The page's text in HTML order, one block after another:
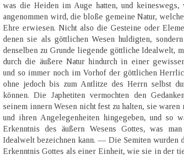
was die Heiden im Auge hatten, und keineswegs,
angenommen wird, die bloße gemeine Natur,
Ehre erwiesen. Nicht also die Gesteine oder
denen sie als göttlichen Wesen huldigten,
denselben zu Grunde liegende göttliche Idealwelt,
durch die äußere Natur hindurch in einer
und so immer noch im Vorhof der göttlichen
ohne jedoch bis zum Antlitze des Herrn selbst
können. Die Japhetiten vermochten den
seinem innern Wesen nicht fest zu halten, sie waren
und ihren Angelegenheiten hingegeben, und so
Erkenntnis des äußern Wesens Gottes, was
Idealwelt bezeichnen kann. — Die Semiten wurden
Erkenntnis Gottes als einer Einheit, wie sie in der